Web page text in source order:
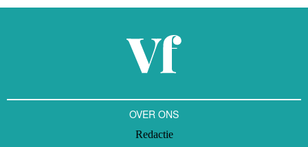
OVER ONS
Redactie